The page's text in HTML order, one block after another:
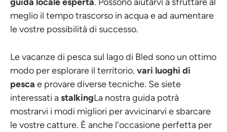
meglio il tempo trascorso in acqua e ad aumentare
le vostre possibilità di successo.
Le vacanze di pesca sul lago di Bled sono un ottimo
modo per esplorare il territorio. vari luoghi di
pesca e provare diverse tecniche. Se siete
interessati astalkingLa nostra guida potrà
mostrarvi i modi migliori per avvicinarvi e sbarcare
le vostre catture. È anche l'occasione perfetta per